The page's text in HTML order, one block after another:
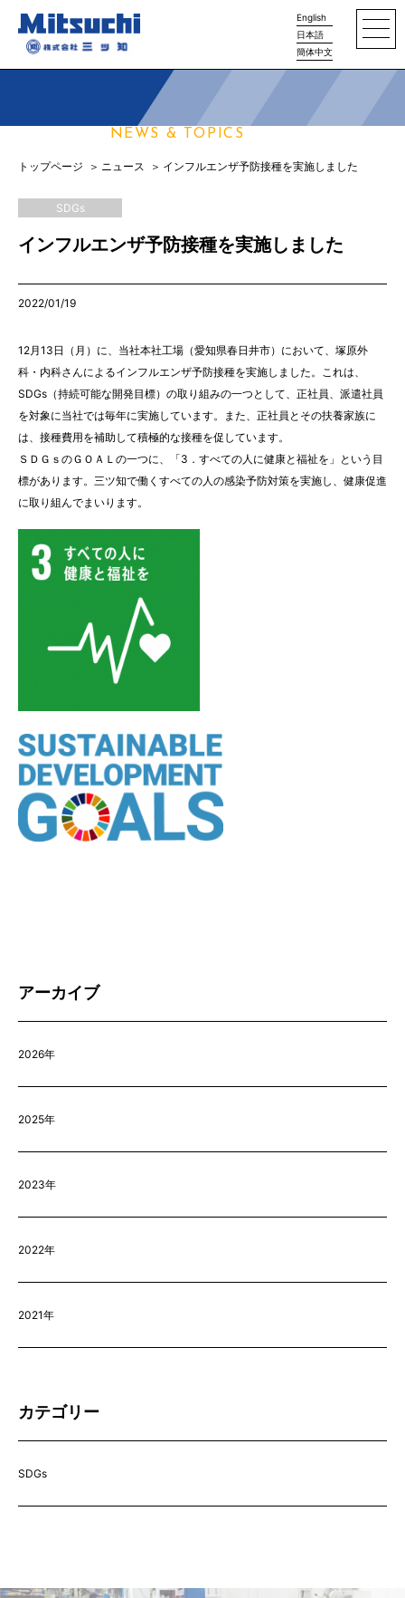
English
日本語
簡体中文
NEWS & TOPICS
トップページ ニュース インフルエンザ予防接種を実施しました
SDGs
インフルエンザ予防接種を実施しました
2022/01/19
12月13日（月）に、当社本社工場（愛知県春日井市）において、塚原外
科・内科さんによるインフルエンザ予防接種を実施しました。これは、
SDGs（持続可能な開発目標）の取り組みの一つとして、正社員、派遣社員
を対象に当社では毎年に実施しています。また、正社員とその扶養家族に
は、接種費用を補助して積極的な接種を促しています。
ＳＤＧｓのＧＯＡＬの一つに、「3．すべての人に健康と福祉を」という目
標があります。三ツ知で働くすべての人の感染予防対策を実施し、健康促進
に取り組んでまいります。
アーカイブ
2026年
2025年
2023年
2022年
2021年
カテゴリー
SDGs